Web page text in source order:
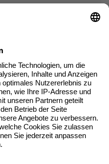
*Pflichtfelder
where tech professionals grow